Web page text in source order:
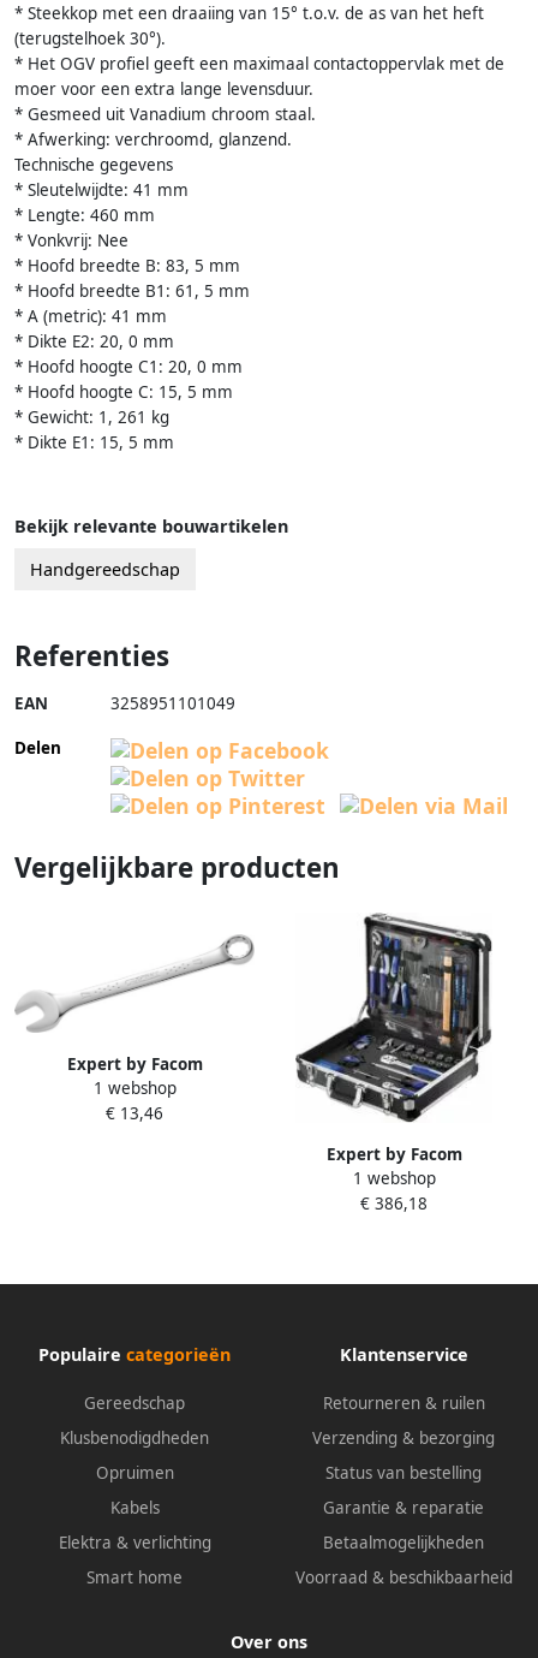
* Steekkop met een draaiing van 15° t.o.v. de as van het heft
(terugstelhoek 30°).
* Het OGV profiel geeft een maximaal contactoppervlak met de
moer voor een extra lange levensduur.
* Gesmeed uit Vanadium chroom staal.
* Afwerking: verchroomd, glanzend.
Technische gegevens
* Sleutelwijdte: 41 mm
* Lengte: 460 mm
* Vonkvrij: Nee
* Hoofd breedte B: 83, 5 mm
* Hoofd breedte B1: 61, 5 mm
* A (metric): 41 mm
* Dikte E2: 20, 0 mm
* Hoofd hoogte C1: 20, 0 mm
* Hoofd hoogte C: 15, 5 mm
* Gewicht: 1, 261 kg
* Dikte E1: 15, 5 mm
Bekijk relevante bouwartikelen
Handgereedschap
Referenties
EAN 3258951101049
Delen
Vergelijkbare producten
Expert by Facom
Ringsteeksleutel | 32 mm
E113226
1 webshop
€ 13,46
Expert by Facom
gereedschapskoffer voor dé
onderhoudsmonteur | 96-
1 webshop
€ 386,18
Populaire categorieën
Gereedschap
Klusbenodigdheden
Opruimen
Kabels
Elektra & verlichting
Smart home
Klantenservice
Retourneren & ruilen
Verzending & bezorging
Status van bestelling
Garantie & reparatie
Betaalmogelijkheden
Voorraad & beschikbaarheid
Over ons